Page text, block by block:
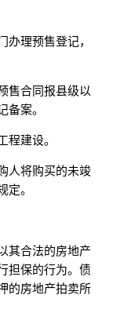
办理预售登记，
售合同报县级以
备案。
程建设。
人将购买的未竣
定。
其合法的房地产
担保的行为。债
的房地产拍卖所